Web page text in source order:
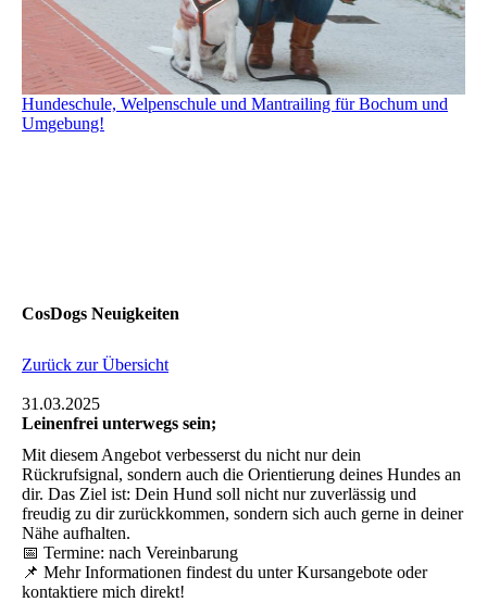
Hundeschule, Welpenschule und Mantrailing für Bochum und
Umgebung!
CosDogs Neuigkeiten
Zurück zur Übersicht
31.03.2025
Leinenfrei unterwegs sein;
Mit diesem Angebot verbesserst du nicht nur dein
Rückrufsignal, sondern auch die Orientierung deines Hundes an
dir. Das Ziel ist: Dein Hund soll nicht nur zuverlässig und
freudig zu dir zurückkommen, sondern sich auch gerne in deiner
Nähe aufhalten.
📅 Termine: nach Vereinbarung
📌 Mehr Informationen findest du unter Kursangebote oder
kontaktiere mich direkt!